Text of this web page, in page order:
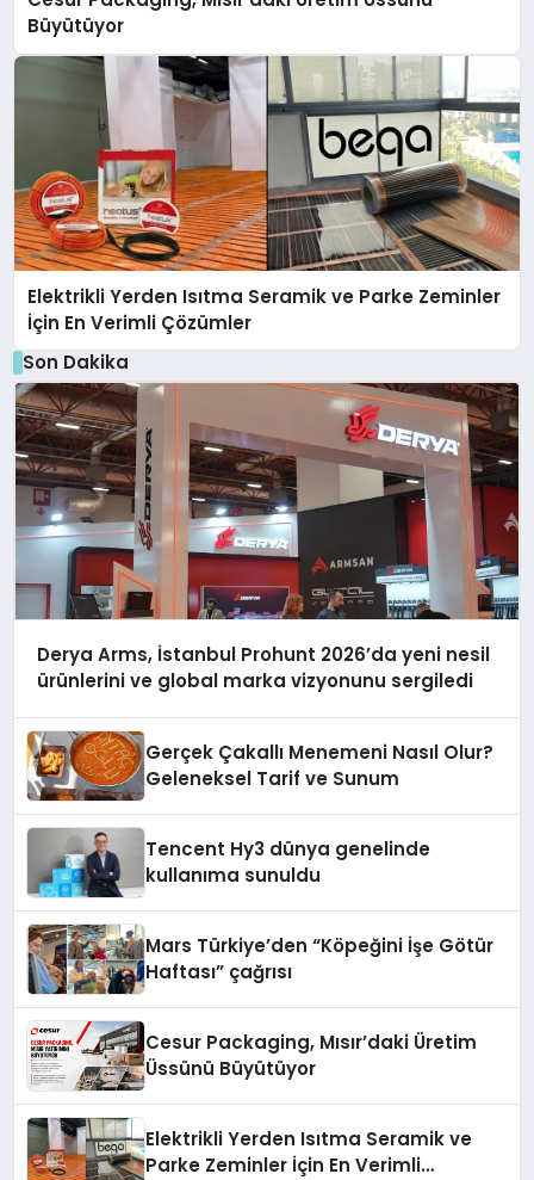
Büyütüyor
Elektrikli Yerden Isıtma Seramik ve Parke Zeminler
İçin En Verimli Çözümler
Son Dakika
Derya Arms, İstanbul Prohunt 2026’da yeni nesil
ürünlerini ve global marka vizyonunu sergiledi
Gerçek Çakallı Menemeni Nasıl Olur?
Geleneksel Tarif ve Sunum
Tencent Hy3 dünya genelinde
kullanıma sunuldu
Mars Türkiye’den “Köpeğini İşe Götür
Haftası” çağrısı
Cesur Packaging, Mısır’daki Üretim
Üssünü Büyütüyor
Elektrikli Yerden Isıtma Seramik ve
Parke Zeminler İçin En Verimli